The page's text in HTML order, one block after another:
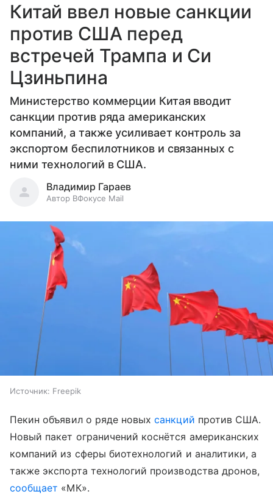
Китай ввел новые санкции
против США перед
встречей Трампа и Си
Цзиньпина
Министерство коммерции Китая вводит
санкции против ряда американских
компаний, а также усиливает контроль за
экспортом беспилотников и связанных с
ними технологий в США.
Владимир Гараев
Автор ВФокусе Mail
Источник: Freepik
Пекин объявил о ряде новыхсанкций против США.
Новый пакет ограничений коснётся американских
компаний из сферы биотехнологий и аналитики, а
также экспорта технологий производства дронов,
сообщает «МК».